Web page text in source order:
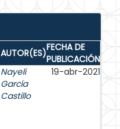
AUTOR(ES)FECHA DE
PUBLICACIÓN
Nayeli
García
Castillo
19-abr-2021